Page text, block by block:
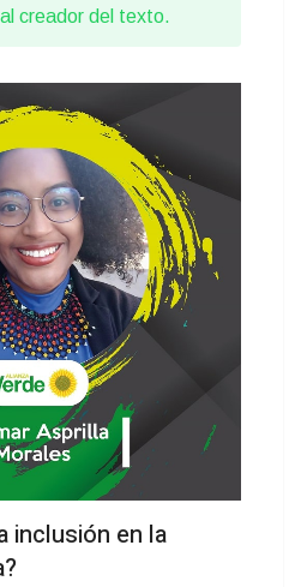
creador del texto.
inclusión en la